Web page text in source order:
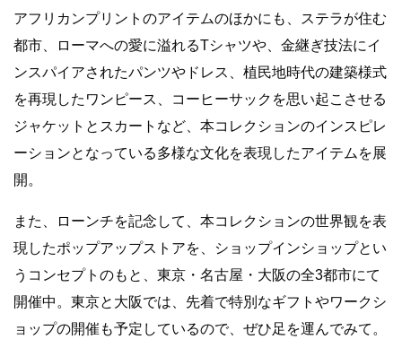
アフリカンプリントのアイテムのほかにも、ステラが住む
都市、ローマへの愛に溢れるTシャツや、金継ぎ技法にイ
ンスパイアされたパンツやドレス、植⺠地時代の建築様式
を再現したワンピース、コーヒーサックを思い起こさせる
ジャケットとスカートなど、本コレクションのインスピレ
ーションとなっている多様な文化を表現したアイテムを展
開。
また、ローンチを記念して、本コレクションの世界観を表
現したポップアップストアを、ショップインショップとい
うコンセプトのもと、東京・名古屋・大阪の全3都市にて
開催中。東京と大阪では、先着で特別なギフトやワークシ
ョップの開催も予定しているので、ぜひ足を運んでみて。